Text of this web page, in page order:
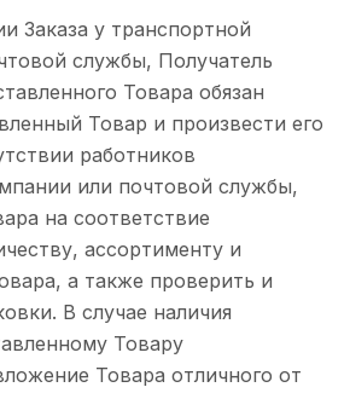
Заказа у транспортной
службы, Получатель
Товара обязан
Товар и произвести его
работников
или почтовой службы,
на соответствие
ассортименту и
а также проверить и
В случае наличия
Товару
Товара отличного от